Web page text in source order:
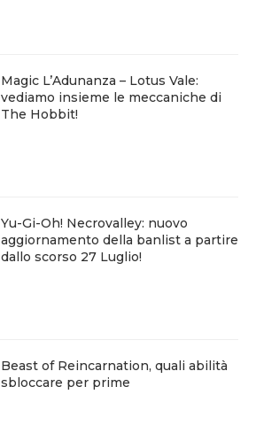
Magic L’Adunanza – Lotus Vale:
vediamo insieme le meccaniche di
The Hobbit!
Yu-Gi-Oh! Necrovalley: nuovo
aggiornamento della banlist a partire
dallo scorso 27 Luglio!
Beast of Reincarnation, quali abilità
sbloccare per prime